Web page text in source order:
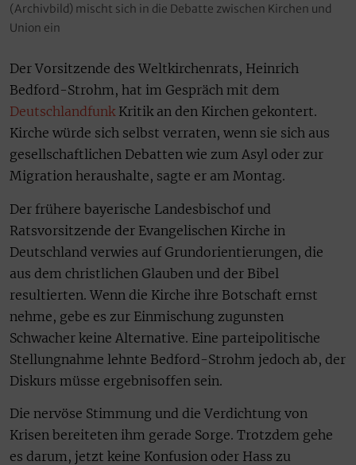
(Archivbild) mischt sich in die Debatte zwischen Kirchen und
Union ein
Der Vorsitzende des Weltkirchenrats, Heinrich
Bedford-Strohm, hat im Gespräch mit dem
DeutschlandfunkKritik an den Kirchen gekontert.
Kirche würde sich selbst verraten, wenn sie sich aus
gesellschaftlichen Debatten wie zum Asyl oder zur
Migration heraushalte, sagte er am Montag.
Der frühere bayerische Landesbischof und
Ratsvorsitzende der Evangelischen Kirche in
Deutschland verwies auf Grundorientierungen, die
aus dem christlichen Glauben und der Bibel
resultierten. Wenn die Kirche ihre Botschaft ernst
nehme, gebe es zur Einmischung zugunsten
Schwacher keine Alternative. Eine parteipolitische
Stellungnahme lehnte Bedford-Strohm jedoch ab, der
Diskurs müsse ergebnisoffen sein.
Die nervöse Stimmung und die Verdichtung von
Krisen bereiteten ihm gerade Sorge. Trotzdem gehe
es darum, jetzt keine Konfusion oder Hass zu